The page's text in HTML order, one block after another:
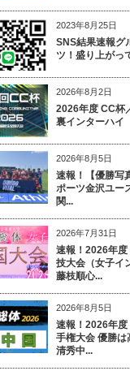
2023年8月25日
SNS結果速報グ
ツ！盛り上がっ
2026年8月2日
2026年度 CC
裏インターハイ
2026年8月5日
速報！【優勝写
ポーツ金沢ユー
関...
2026年7月31日
速報！2026年
技大会（女子イ
藤枝順心...
2026年8月5日
速報！2026年
手権大会 優勝
清秀中...